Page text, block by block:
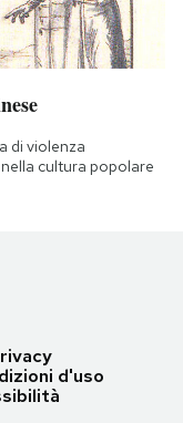
di violenza
cultura popolare
d'uso